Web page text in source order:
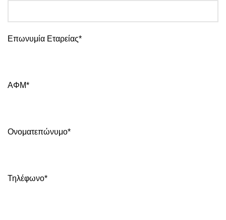
Επωνυμία Εταρείας*
ΑΦΜ*
Ονοματεπώνυμο*
Τηλέφωνο*